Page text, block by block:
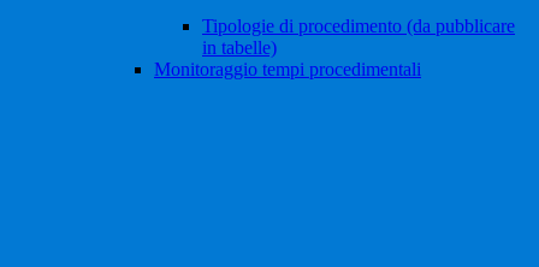
Tipologie di procedimento (da pubblicare
in tabelle)
Monitoraggio tempi procedimentali